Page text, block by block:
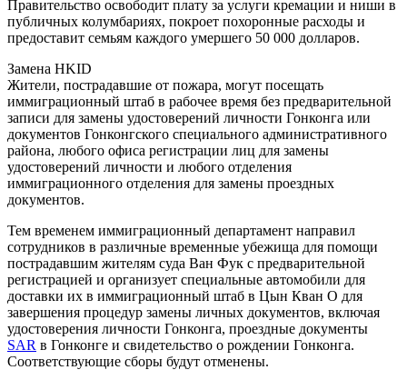
Правительство освободит плату за услуги кремации и ниши в
публичных колумбариях, покроет похоронные расходы и
предоставит семьям каждого умершего 50 000 долларов.
Замена HKID
Жители, пострадавшие от пожара, могут посещать
иммиграционный штаб в рабочее время без предварительной
записи для замены удостоверений личности Гонконга или
документов Гонконгского специального административного
района, любого офиса регистрации лиц для замены
удостоверений личности и любого отделения
иммиграционного отделения для замены проездных
документов.
Тем временем иммиграционный департамент направил
сотрудников в различные временные убежища для помощи
пострадавшим жителям суда Ван Фук с предварительной
регистрацией и организует специальные автомобили для
доставки их в иммиграционный штаб в Цын Кван О для
завершения процедур замены личных документов, включая
удостоверения личности Гонконга, проездные документы
SAR в Гонконге и свидетельство о рождении Гонконга.
Соответствующие сборы будут отменены.